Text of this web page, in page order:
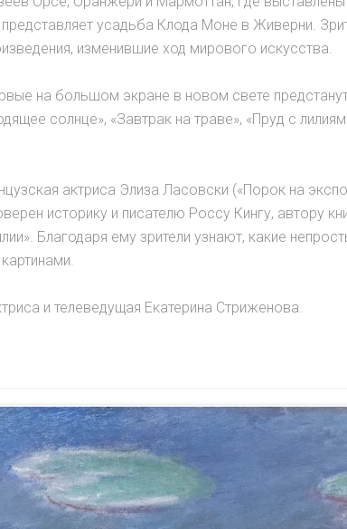
усадьба Клода Моне в Живерни.
изменившие ход мирового искусства.
на большом экране в новом свете
солнце», «Завтрак на траве», «Пруд с
актриса Элиза Ласовски («Порок на
историку и писателю Россу Кингу, автору
Благодаря ему зрители узнают, какие
и телеведущая Екатерина Стриженова.